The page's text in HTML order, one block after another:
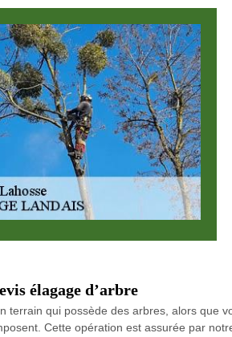
élagage d’arbre
terrain qui possède des arbres, alors que
Cette opération est assurée par